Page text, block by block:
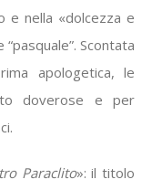
e nella «dolcezza e
Scontata
apologetica, le
doverose e per
Paraclito»: il titolo